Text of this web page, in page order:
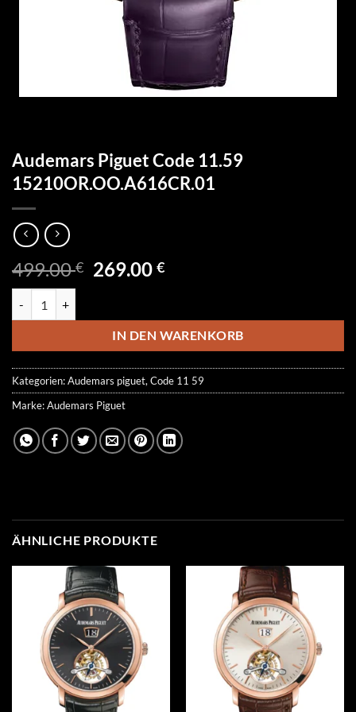
Audemars Piguet Code 11.59
15210OR.OO.A616CR.01
499.00€ Ursprünglicher
499.00 €
269.00€Aktueller
269.00 €.
IN DEN WARENKORB
Kategorien:Audemars piguet, Code 11 59
Marke:Audemars Piguet
ÄHNLICHE PRODUKTE